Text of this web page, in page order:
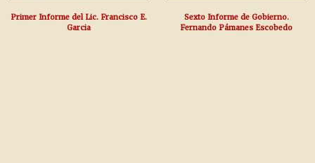
Primer Informe del Lic. Francisco E.
Garcia
Sexto Informe de Gobierno.
Fernando Pámanes Escobedo